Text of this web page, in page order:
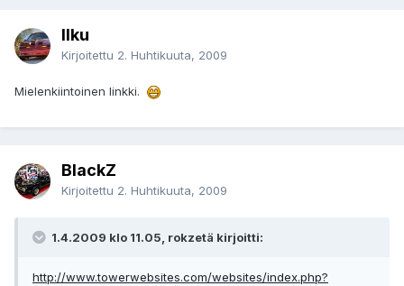
Ilku
Kirjoitettu 2. Huhtikuuta, 2009
Mielenkiintoinen linkki.
BlackZ
Kirjoitettu 2. Huhtikuuta, 2009
1.4.2009 klo 11.05, rokzetä kirjoitti:
http://www.towerwebsites.com/websites/index.php?